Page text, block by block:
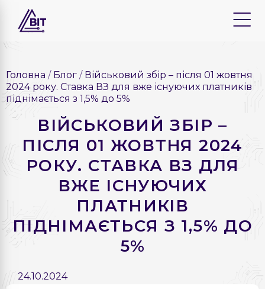
Головна Блог
Військовий збір – після 01 жовтня
2024 року. Ставка ВЗ для вже існуючих платників
піднімається з 1,5% до 5%
ВІЙСЬКОВИЙ ЗБІР –
ПІСЛЯ 01 ЖОВТНЯ 2024
РОКУ. СТАВКА ВЗ ДЛЯ
ВЖЕ ІСНУЮЧИХ
ПЛАТНИКІВ
ПІДНІМАЄТЬСЯ З 1,5% ДО
5%
24.10.2024